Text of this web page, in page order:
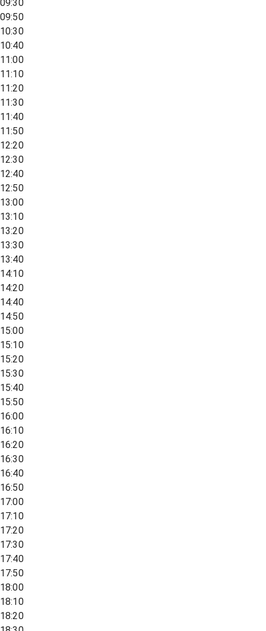
09:30
09:50
10:30
10:40
11:00
11:10
11:20
11:30
11:40
11:50
12:20
12:30
12:40
12:50
13:00
13:10
13:20
13:30
13:40
14:10
14:20
14:40
14:50
15:00
15:10
15:20
15:30
15:40
15:50
16:00
16:10
16:20
16:30
16:40
16:50
17:00
17:10
17:20
17:30
17:40
17:50
18:00
18:10
18:20